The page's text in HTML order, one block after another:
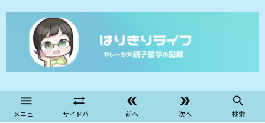

メニュー

サイドバー

前へ

次へ

検索